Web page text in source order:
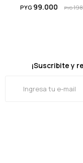
PYG 99.000 PYG
¡Suscribite y